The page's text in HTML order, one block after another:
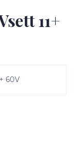
11+